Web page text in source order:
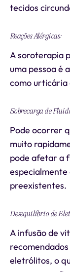
tecidos
Reações Alérgicas:
A soroterapia
uma pessoa é
como urticária
Sobrecarga de
Pode ocorrer
muito
pode afetar a
especialmente
preexistentes.
Desequilíbrio de
A infusão de
eletrólitos, o